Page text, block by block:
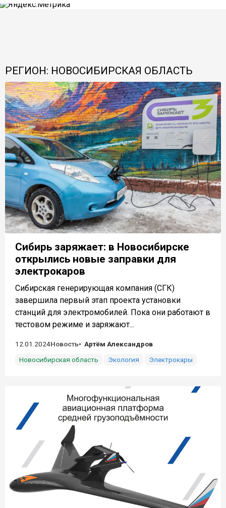
РЕГИОН: НОВОСИБИРСКАЯ ОБЛАСТЬ
Сибирь заряжает: в Новосибирске
открылись новые заправки для
электрокаров
Сибирская генерирующая компания (СГК)
завершила первый этап проекта установки
станций для электромобилей. Пока они работают в
тестовом режиме и заряжают...
12.01.2024Новость
Артём Александров
Новосибирская область
Экология Электрокары